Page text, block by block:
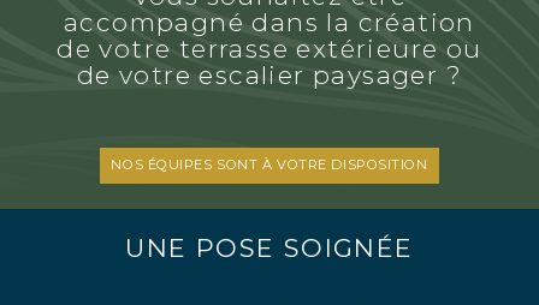
accompagné dans la création
de votre terrasse extérieure ou
de votre escalier paysager ?
NOS ÉQUIPES SONT À VOTRE DISPOSITION
UNE POSE SOIGNÉE